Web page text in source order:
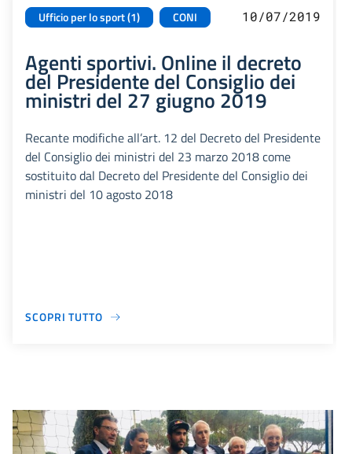
Ufficio per lo sport (1) CONI 10/07/2019
Agenti sportivi. Online il decreto
del Presidente del Consiglio dei
ministri del 27 giugno 2019
Recante modifiche all’art. 12 del Decreto del Presidente
del Consiglio dei ministri del 23 marzo 2018 come
sostituito dal Decreto del Presidente del Consiglio dei
ministri del 10 agosto 2018
SCOPRI TUTTO